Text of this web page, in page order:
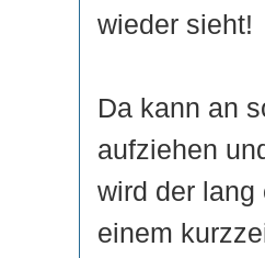
wieder sieht!
Da kann an
aufziehen
wird der lang
einem